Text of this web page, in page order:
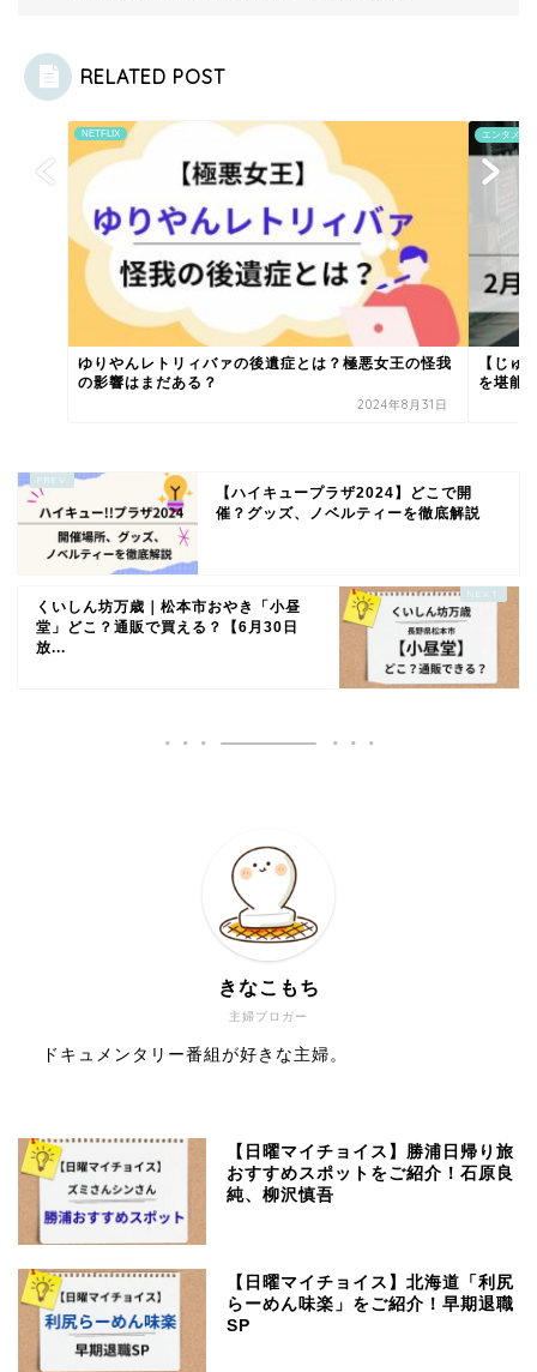
RELATED POST
NETFLIX
ゆりやんレトリィバァの後遺症とは？極悪女王の怪我
の影響はまだある？
2024年8月31日
エンタメ
【じゅ
を堪能
【ハイキュープラザ2024】どこで開
催？グッズ、ノベルティーを徹底解説
くいしん坊万歳｜松本市おやき「小昼
堂」どこ？通販で買える？【6月30日
放...
主婦ブロガー
きなこもち
ドキュメンタリー番組が好きな主婦。
【日曜マイチョイス】勝浦日帰り旅
おすすめスポットをご紹介！石原良
純、柳沢慎吾
【日曜マイチョイス】北海道「利尻
らーめん味楽」をご紹介！早期退職
SP